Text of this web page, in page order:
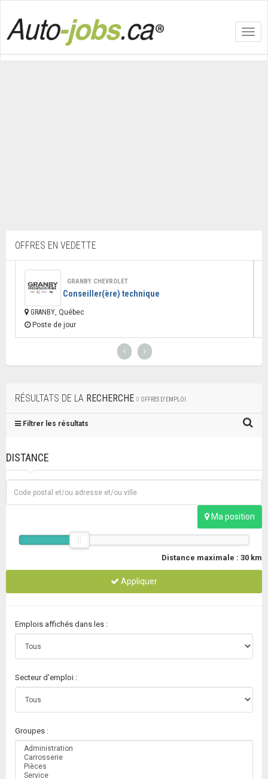
OFFRES EN VEDETTE
GRANBY CHEVROLET
Conseiller(ère) technique
GRANBY, Québec
Poste de jour
RÉSULTATS DE LA RECHERCHE 0 OFFRES D'EMPLOI
Filtrer les résultats
DISTANCE
Ma position
Distance maximale : 30 km
Appliquer
Emplois affichés dans les :
Secteur d'emploi :
Groupes :